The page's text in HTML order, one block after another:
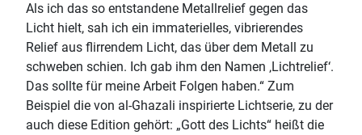
Als ich das so entstandene Metallrelief gegen das
Licht hielt, sah ich ein immaterielles, vibrierendes
Relief aus flirrendem Licht, das über dem Metall zu
schweben schien. Ich gab ihm den Namen ‚Lichtrelief‘.
Das sollte für meine Arbeit Folgen haben.“ Zum
Beispiel die von al-Ghazali inspirierte Lichtserie, zu der
auch diese Edition gehört: „Gott des Lichts“ heißt die